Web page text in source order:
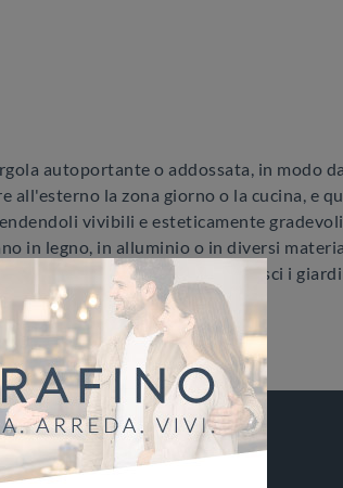
autoportante o addossata, in modo
la zona giorno o la cucina, e
vivibili e esteticamente gradevoli
in legno, in alluminio o in diversi
agli agenti atmosferici. Arricchisci i
Serafino Le Camerette